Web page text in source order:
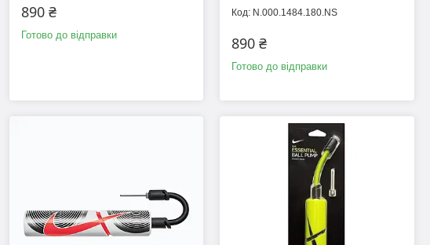
890 ₴
Готово до відправки
N.000.1484.180.NS
890 ₴
Готово до відправки